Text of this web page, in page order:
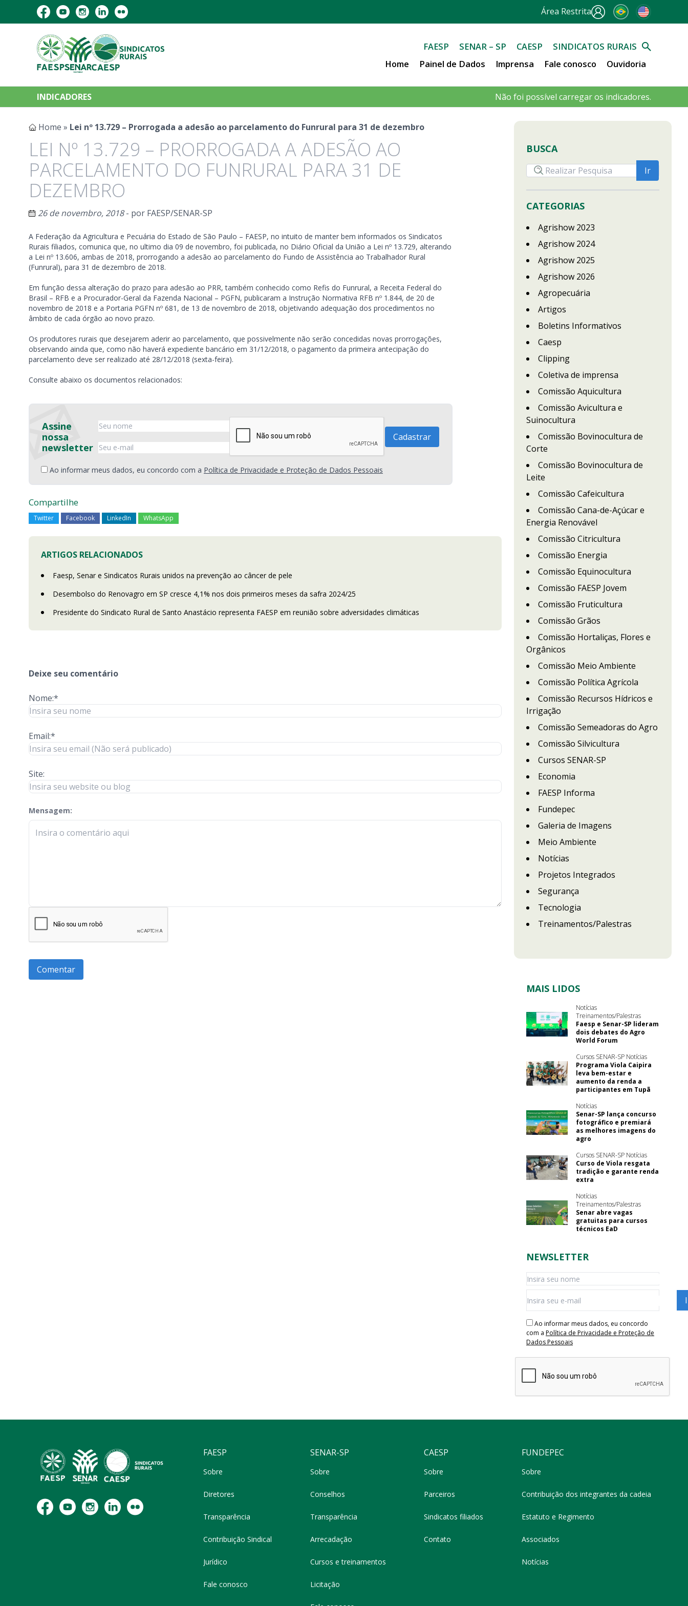
Área Restrita
FAESP SENAR – SP CAESP
SINDICATOS RURAIS
Home
Painel de Dados Imprensa Fale conosco Ouvidoria
INDICADORES Não foi possível carregar os indicadores.
Home » Lei nº 13.729 – Prorrogada a adesão ao parcelamento do Funrural para 31 de dezembro
LEI Nº 13.729 – PRORROGADA A ADESÃO AO
PARCELAMENTO DO FUNRURAL PARA 31 DE
DEZEMBRO
26 de novembro, 2018- por FAESP/SENAR-SP
A Federação da Agricultura e Pecuária do Estado de São Paulo – FAESP, no intuito de manter bem informados os Sindicatos
Rurais filiados, comunica que, no ultimo dia 09 de novembro, foi publicada, no Diário Oficial da União a Lei nº 13.729, alterando
a Lei nº 13.606, ambas de 2018, prorrogando a adesão ao parcelamento do Fundo de Assistência ao Trabalhador Rural
(Funrural), para 31 de dezembro de 2018.
Em função dessa alteração do prazo para adesão ao PRR, também conhecido como Refis do Funrural, a Receita Federal do
Brasil – RFB e a Procurador-Geral da Fazenda Nacional – PGFN, publicaram a Instrução Normativa RFB nº 1.844, de 20 de
novembro de 2018 e a Portaria PGFN nº 681, de 13 de novembro de 2018, objetivando adequação dos procedimentos no
âmbito de cada órgão ao novo prazo.
Os produtores rurais que desejarem aderir ao parcelamento, que possivelmente não serão concedidas novas prorrogações,
observando ainda que, como não haverá expediente bancário em 31/12/2018, o pagamento da primeira antecipação do
parcelamento deve ser realizado até 28/12/2018 (sexta-feira).
Consulte abaixo os documentos relacionados:
Assine
nossa
newsletter
Ao informar meus dados, eu concordo com a Política de Privacidade e Proteção de Dados Pessoais
Compartilhe
Twitter Facebook LinkedIn WhatsApp
ARTIGOS RELACIONADOS
Faesp, Senar e Sindicatos Rurais unidos na prevenção ao câncer de pele
Desembolso do Renovagro em SP cresce 4,1% nos dois primeiros meses da safra 2024/25
Presidente do Sindicato Rural de Santo Anastácio representa FAESP em reunião sobre adversidades climáticas
Deixe seu comentário
Nome:*
Email:*
Site:
Mensagem:
check-terms
BUSCA
CATEGORIAS
Agrishow 2023
Agrishow 2024
Agrishow 2025
Agrishow 2026
Agropecuária
Artigos
Boletins Informativos
Caesp
Clipping
Coletiva de imprensa
Comissão Aquicultura
Comissão Avicultura e
Suinocultura
Comissão Bovinocultura de
Corte
Comissão Bovinocultura de
Leite
Comissão Cafeicultura
Comissão Cana-de-Açúcar e
Energia Renovável
Comissão Citricultura
Comissão Energia
Comissão Equinocultura
Comissão FAESP Jovem
Comissão Fruticultura
Comissão Grãos
Comissão Hortaliças, Flores e
Orgânicos
Comissão Meio Ambiente
Comissão Política Agrícola
Comissão Recursos Hídricos e
Irrigação
Comissão Semeadoras do Agro
Comissão Silvicultura
Cursos SENAR-SP
Economia
FAESP Informa
Fundepec
Galeria de Imagens
Meio Ambiente
Notícias
Projetos Integrados
Segurança
Tecnologia
Treinamentos/Palestras
MAIS LIDOS
Notícias
Treinamentos/Palestras
Faesp e Senar-SP lideram
dois debates do Agro
World Forum
Cursos SENAR-SP Notícias
Programa Viola Caipira
leva bem-estar e
aumento da renda a
participantes em Tupã
Notícias
Senar-SP lança concurso
fotográfico e premiará
as melhores imagens do
agro
Cursos SENAR-SP Notícias
Curso de Viola resgata
tradição e garante renda
extra
Notícias
Treinamentos/Palestras
Senar abre vagas
gratuitas para cursos
técnicos EaD
NEWSLETTER
Ao informar meus dados, eu concordo
com a Política de Privacidade e Proteção de
Dados Pessoais
FAESP
Sobre
Diretores
Transparência
Contribuição Sindical
Jurídico
Fale conosco
SENAR-SP
Sobre
Conselhos
Transparência
Arrecadação
Cursos e treinamentos
Licitação
CAESP
Sobre
Parceiros
Sindicatos filiados
Contato
FUNDEPEC
Sobre
Contribuição dos integrantes da cadeia
Estatuto e Regimento
Associados
Notícias